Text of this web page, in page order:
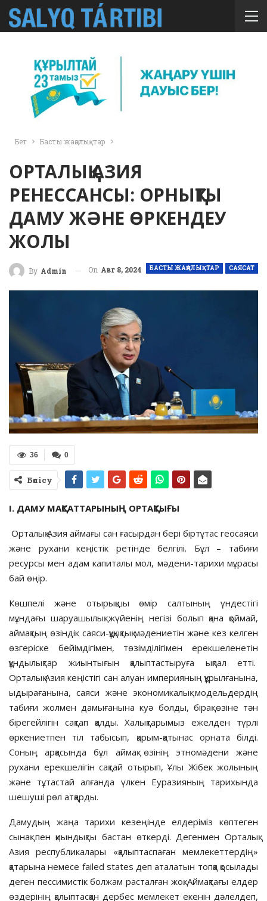
Бет Басты жаңалықтар
ОРТАЛЫҚ АЗИЯ
РЕНЕССАНСЫ: ОРНЫҚТЫ
ДАМУ ЖӘНЕ ӨРКЕНДЕУ
ЖОЛЫ
БАСТЫ ЖАҢАЛЫҚТАР САЯСАТ
By Admin On Авг 8, 2024
0
36
Бөлісу
I. ДАМУ МАҚСАТТАРЫНЫҢ ОРТАҚТЫҒЫ
Орталық Азия аймағы сан ғасырдан бері біртұтас геосаяси
және рухани кеңістік ретінде белгілі. Бұл – табиғи
ресурсы мен адам капиталы мол, мәдени-тарихи мұрасы
бай өңір.
Көшпелі және отырықшы өмір салтының үн­дестігі
мұндағы шаруашылық жүйенің негізі болып қана қоймай,
аймақтың өзіндік саяси-құқық­тық мәдениетін және кез келген
өзгеріске бейімдігі­мен, төзімділігімен ерекшеленетін
құндылықтар жиын­тығын қалыптастыруға ықпал етті.
Орталық Азия кеңістігі сан алуан империяның құрылғаны­на,
ыдырағанына, саяси және экономикалық модельдердің
табиғи жолмен дамығанына куә болды, бірақ өзіне тән
бірегейлігін сақтап қалды. Халықтарымыз ежелден түрлі
өркениетпен тіл табысып, қарым-қатынас орната білді.
Соның арқасында бұл аймақ өзінің этномәдени және
рухани ерекшелігін сақтай отырып, Ұлы Жібек жолының
және тұтастай алғанда үлкен Еуразияның тарихында
шешуші рөл атқарды.
Дамудың жаңа тарихи кезеңінде елдеріміз көптеген
сынақ пен қиындықты бастан өткерді. Дегенмен Орталық
Азия республикалары «қалып­таспаған мемлекеттердің»
қатарына немесе failed states деп аталатын топқа қосылады
деген пес­симистік болжам расталған жоқ. Аймақтағы елдер
өздерінің қалыптасқан дербес мемлекет екенін дәлелдеп,